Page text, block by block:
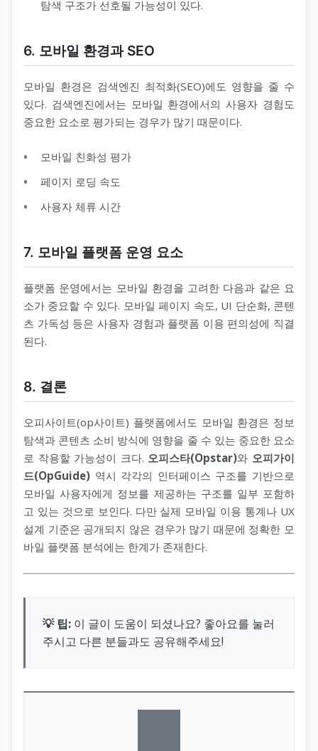
탐색 구조가 선호될 가능성이 있다.
6. 모바일 환경과 SEO
모바일 환경은 검색엔진 최적화(SEO)에도 영향을 줄 수
있다. 검색엔진에서는 모바일 환경에서의 사용자 경험도
중요한 요소로 평가되는 경우가 많기 때문이다.
모바일 친화성 평가
페이지 로딩 속도
사용자 체류 시간
7. 모바일 플랫폼 운영 요소
플랫폼 운영에서는 모바일 환경을 고려한 다음과 같은 요
소가 중요할 수 있다. 모바일 페이지 속도, UI 단순화, 콘텐
츠 가독성 등은 사용자 경험과 플랫폼 이용 편의성에 직결
된다.
8. 결론
오피사이트(op사이트) 플랫폼에서도 모바일 환경은 정보
탐색과 콘텐츠 소비 방식에 영향을 줄 수 있는 중요한 요소
로 작용할 가능성이 크다. 오피스타(Opstar)와 오피가이
드(OpGuide) 역시 각각의 인터페이스 구조를 기반으로
모바일 사용자에게 정보를 제공하는 구조를 일부 포함하
고 있는 것으로 보인다. 다만 실제 모바일 이용 통계나 UX
설계 기준은 공개되지 않은 경우가 많기 때문에 정확한 모
바일 플랫폼 분석에는 한계가 존재한다.
💡 팁: 이 글이 도움이 되셨나요? 좋아요를 눌러
주시고 다른 분들과도 공유해주세요!